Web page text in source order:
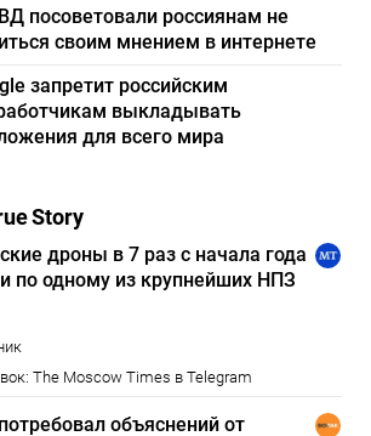
посоветовали россиянам не
своим мнением в интернете
запретит российским
выкладывать
для всего мира